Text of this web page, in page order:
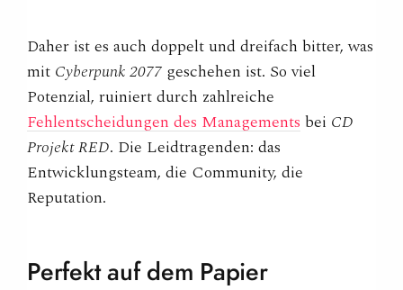
Daher ist es auch doppelt und dreifach bitter, was
mit Cyberpunk 2077 geschehen ist. So viel
Potenzial, ruiniert durch zahlreiche
Fehlentscheidungen des Managements bei CD
Projekt RED. Die Leidtragenden: das
Entwicklungsteam, die Community, die
Reputation.
Perfekt auf dem Papier